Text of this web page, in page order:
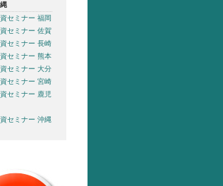
セミナー 福岡
セミナー 佐賀
セミナー 長崎
セミナー 熊本
セミナー 大分
セミナー 宮崎
セミナー 鹿児
セミナー 沖縄